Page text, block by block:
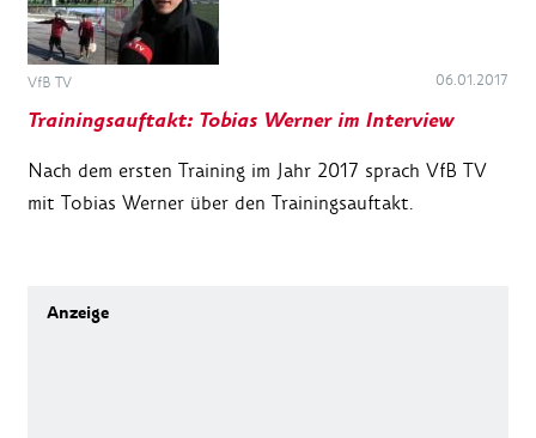
VfB TV 06.01.2017
Trainingsauftakt: Tobias Werner im Interview
Nach dem ersten Training im Jahr 2017 sprach VfB TV
mit Tobias Werner über den Trainingsauftakt.